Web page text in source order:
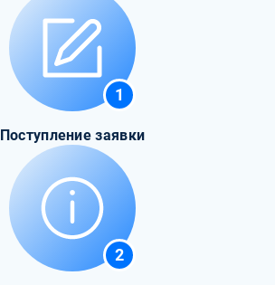
1
Поступление заявки
2